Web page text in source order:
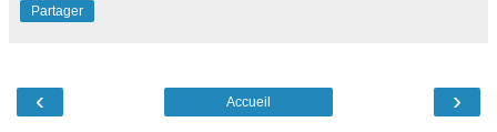
Partager
‹ ›
Accueil